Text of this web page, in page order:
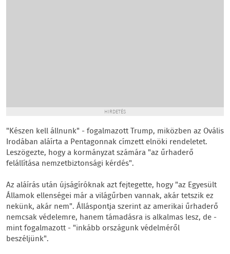
HIRDETÉS
"Készen kell állnunk" - fogalmazott Trump, miközben az Ovális
Irodában aláírta a Pentagonnak címzett elnöki rendeletet.
Leszögezte, hogy a kormányzat számára "az űrhaderő
felállítása nemzetbiztonsági kérdés".
Az aláírás után újságíróknak azt fejtegette, hogy "az Egyesült
Államok ellenségei már a világűrben vannak, akár tetszik ez
nekünk, akár nem". Álláspontja szerint az amerikai űrhaderő
nemcsak védelemre, hanem támadásra is alkalmas lesz, de -
mint fogalmazott - "inkább országunk védelméről
beszéljünk".